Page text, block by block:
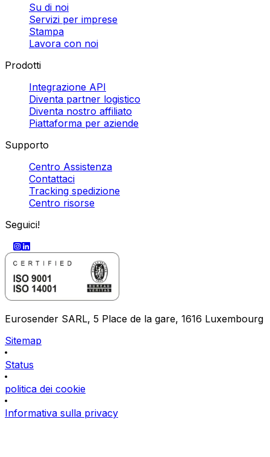
Su di noi
Servizi per imprese
Stampa
Lavora con noi
Prodotti
Integrazione API
Diventa partner logistico
Diventa nostro affiliato
Piattaforma per aziende
Supporto
Centro Assistenza
Contattaci
Tracking spedizione
Centro risorse
Seguici!
Eurosender SARL, 5 Place de la gare, 1616 Luxembourg
Sitemap
Status
politica dei cookie
Informativa sulla privacy